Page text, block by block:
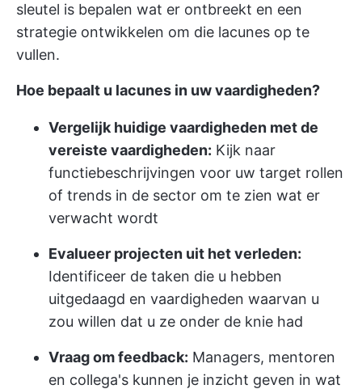
sleutel is bepalen wat er ontbreekt en een
strategie ontwikkelen om die lacunes op te
vullen.
Hoe bepaalt u lacunes in uw vaardigheden?
Vergelijk huidige vaardigheden met de
vereiste vaardigheden: Kijk naar
functiebeschrijvingen voor uw target rollen
of trends in de sector om te zien wat er
verwacht wordt
Evalueer projecten uit het verleden:
Identificeer de taken die u hebben
uitgedaagd en vaardigheden waarvan u
zou willen dat u ze onder de knie had
Vraag om feedback: Managers, mentoren
en collega's kunnen je inzicht geven in wat